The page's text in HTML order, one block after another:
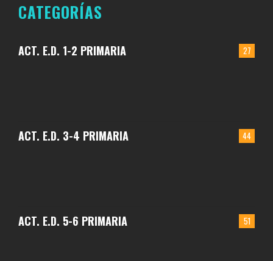
CATEGORÍAS
27
ACT. E.D. 1-2 PRIMARIA
44
ACT. E.D. 3-4 PRIMARIA
51
ACT. E.D. 5-6 PRIMARIA